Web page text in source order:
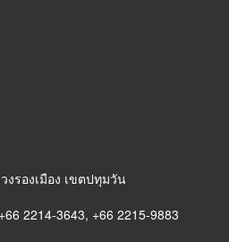
งรองเมือง เขตปทุมวัน
2214-3643, +66 2215-9883